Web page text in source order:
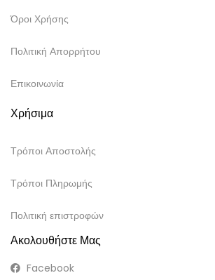
Όροι Χρήσης
Πολιτική Απορρήτου
Επικοινωνία
Χρήσιμα
Τρόποι Αποστολής
Τρόποι Πληρωμής
Πολιτική επιστροφών
Ακολουθήστε Μας
Facebook